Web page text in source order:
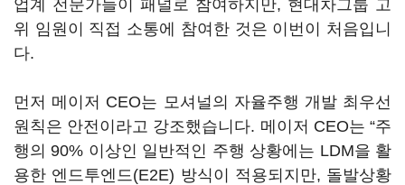
업계 전문가들이 패널로 참여하지만, 현대차그룹 고
위 임원이 직접 소통에 참여한 것은 이번이 처음입니
다.
먼저 메이저 CEO는 모셔널의 자율주행 개발 최우선
원칙은 안전이라고 강조했습니다. 메이저 CEO는 “주
행의 90% 이상인 일반적인 주행 상황에는 LDM을 활
용한 엔드투엔드(E2E) 방식이 적용되지만, 돌발상황